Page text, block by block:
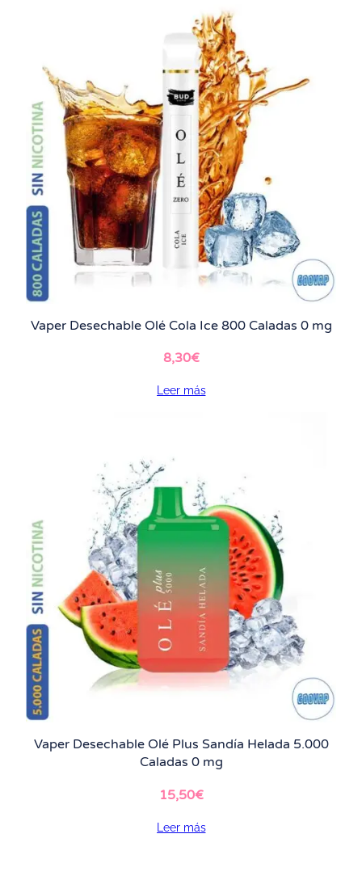
Vaper Desechable Olé Cola Ice 800 Caladas 0 mg
8,30€
Leer más
Vaper Desechable Olé Plus Sandía Helada 5.000
Caladas 0 mg
15,50€
Leer más